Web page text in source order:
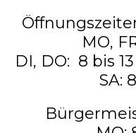
MO,
DI, DO: 8 bis
SA: